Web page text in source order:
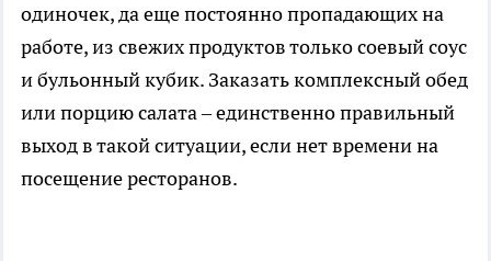
одиночек, да еще постоянно пропадающих на
работе, из свежих продуктов только соевый соус
и бульонный кубик. Заказать комплексный обед
или порцию салата – единственно правильный
выход в такой ситуации, если нет времени на
посещение ресторанов.